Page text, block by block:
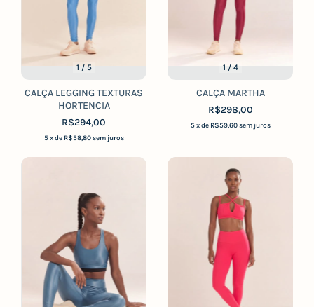
1 / 5
CALÇA LEGGING TEXTURAS
HORTENCIA
R$294,00
5 x de R$58,80 sem juros
1 / 4
CALÇA MARTHA
R$298,00
5 x de R$59,60 sem juros